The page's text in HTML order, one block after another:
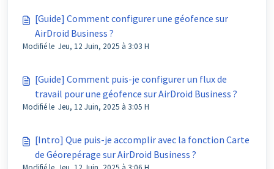
[Guide] Comment configurer une géofence sur
AirDroid Business ?
Modifié le Jeu, 12 Juin, 2025 à 3:03 H
[Guide] Comment puis-je configurer un flux de
travail pour une géofence sur AirDroid Business ?
Modifié le Jeu, 12 Juin, 2025 à 3:05 H
[Intro] Que puis-je accomplir avec la fonction Carte
de Géorepérage sur AirDroid Business ?